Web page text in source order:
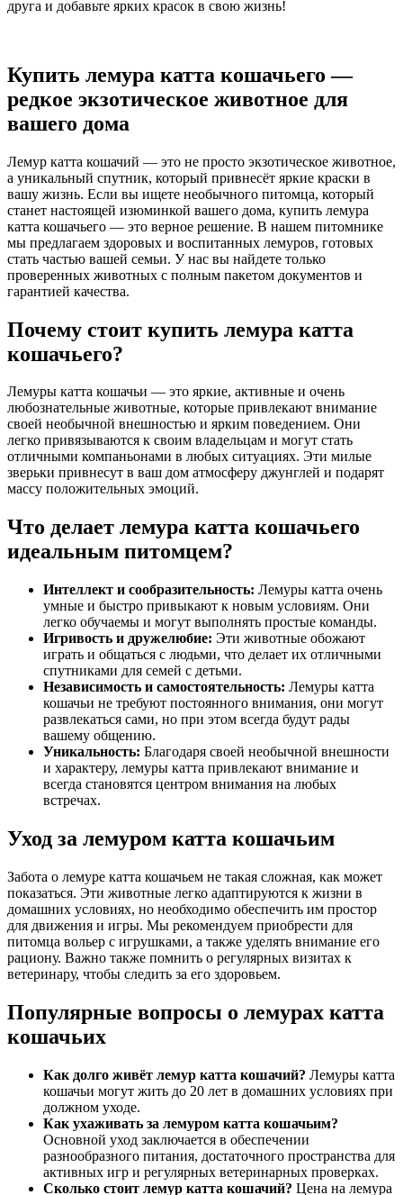
друга и добавьте ярких красок в свою жизнь!
Купить лемура катта кошачьего —
редкое экзотическое животное для
вашего дома
Лемур катта кошачий — это не просто экзотическое животное,
а уникальный спутник, который привнесёт яркие краски в
вашу жизнь. Если вы ищете необычного питомца, который
станет настоящей изюминкой вашего дома, купить лемура
катта кошачьего — это верное решение. В нашем питомнике
мы предлагаем здоровых и воспитанных лемуров, готовых
стать частью вашей семьи. У нас вы найдете только
проверенных животных с полным пакетом документов и
гарантией качества.
Почему стоит купить лемура катта
кошачьего?
Лемуры катта кошачьи — это яркие, активные и очень
любознательные животные, которые привлекают внимание
своей необычной внешностью и ярким поведением. Они
легко привязываются к своим владельцам и могут стать
отличными компаньонами в любых ситуациях. Эти милые
зверьки привнесут в ваш дом атмосферу джунглей и подарят
массу положительных эмоций.
Что делает лемура катта кошачьего
идеальным питомцем?
Интеллект и сообразительность: Лемуры катта очень
умные и быстро привыкают к новым условиям. Они
легко обучаемы и могут выполнять простые команды.
Игривость и дружелюбие: Эти животные обожают
играть и общаться с людьми, что делает их отличными
спутниками для семей с детьми.
Независимость и самостоятельность: Лемуры катта
кошачьи не требуют постоянного внимания, они могут
развлекаться сами, но при этом всегда будут рады
вашему общению.
Уникальность: Благодаря своей необычной внешности
и характеру, лемуры катта привлекают внимание и
всегда становятся центром внимания на любых
встречах.
Уход за лемуром катта кошачьим
Забота о лемуре катта кошачьем не такая сложная, как может
показаться. Эти животные легко адаптируются к жизни в
домашних условиях, но необходимо обеспечить им простор
для движения и игры. Мы рекомендуем приобрести для
питомца вольер с игрушками, а также уделять внимание его
рациону. Важно также помнить о регулярных визитах к
ветеринару, чтобы следить за его здоровьем.
Популярные вопросы о лемурах катта
кошачьих
Как долго живёт лемур катта кошачий? Лемуры катта
кошачьи могут жить до 20 лет в домашних условиях при
должном уходе.
Как ухаживать за лемуром катта кошачьим?
Основной уход заключается в обеспечении
разнообразного питания, достаточного пространства для
активных игр и регулярных ветеринарных проверках.
Сколько стоит лемур катта кошачий? Цена на лемура